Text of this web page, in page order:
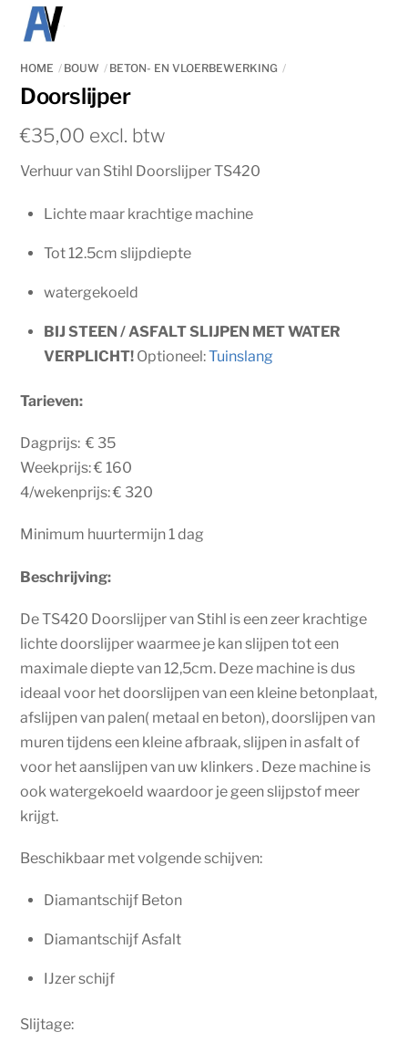
HOME BOUW BETON- EN VLOERBEWERKING
Doorslijper
€35,00
Verhuur van Stihl Doorslijper TS420
Lichte maar krachtige machine
Tot 12.5cm slijpdiepte
watergekoeld
BIJ STEEN / ASFALT SLIJPEN MET WATER
VERPLICHT! Optioneel:Tuinslang
Tarieven:
Dagprijs: € 35
Weekprijs: € 160
4/wekenprijs: € 320
Minimum huurtermijn 1 dag
Beschrijving:
De TS420 Doorslijper van Stihl is een zeer krachtige
lichte doorslijper waarmee je kan slijpen tot een
maximale diepte van 12,5cm. Deze machine is dus
ideaal voor het doorslijpen van een kleine betonplaat,
afslijpen van palen( metaal en beton), doorslijpen van
muren tijdens een kleine afbraak, slijpen in asfalt of
voor het aanslijpen van uw klinkers . Deze machine is
ook watergekoeld waardoor je geen slijpstof meer
krijgt.
Beschikbaar met volgende schijven:
Diamantschijf Beton
Diamantschijf Asfalt
IJzer schijf
Slijtage: